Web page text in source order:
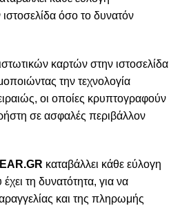
όσο το δυνατόν
καρτών στην ιστοσελίδα
την τεχνολογία
οι οποίες κρυπτογραφούν
σε ασφαλές περιβάλλον
καταβάλλει κάθε εύλογη
τη δυνατότητα, για να
και της πληρωμής